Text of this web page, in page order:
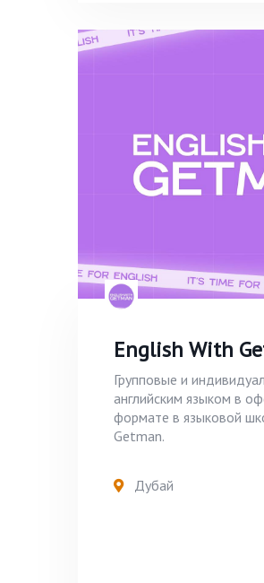
English With
Групповые и
английским языком в
формате в языковой
Getman.
Дубай